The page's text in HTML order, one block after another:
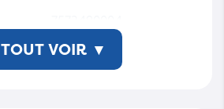
757349-5004S-WSMT
AP00
TOUT VOIR ▾